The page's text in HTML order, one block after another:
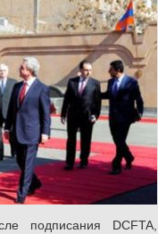
подписания DCFTA,